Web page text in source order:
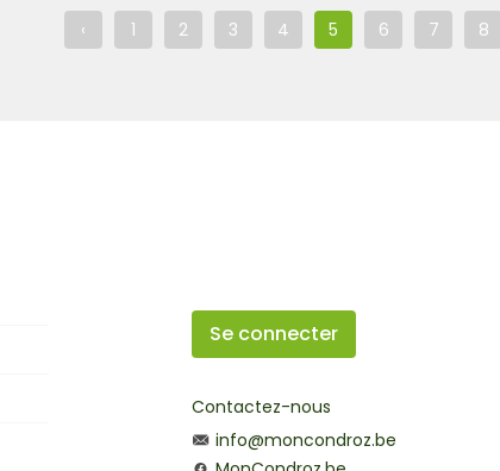
‹ 1 2 3 4 5 6 7 8
Se connecter
Contactez-nous
info@moncondroz.be